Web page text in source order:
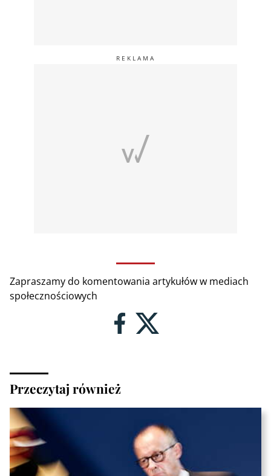
Zapraszamy do komentowania artykułów w mediach
społecznościowych
Przeczytaj również